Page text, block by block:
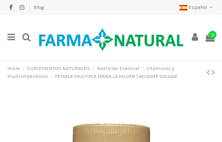
Blog Español
0
Inicio SUPLEMENTOS NATURALES Nutrición Esencial
Vitaminas y
multivitamínicos
FEMALE MULTIPLE (PARA LA MUJER ) 60 COMP SOLGAR